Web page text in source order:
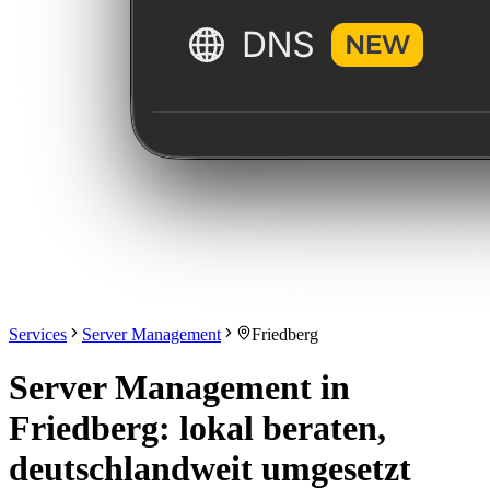
Services Server Management Friedberg
Server Management in
Friedberg: lokal beraten,
deutschlandweit umgesetzt